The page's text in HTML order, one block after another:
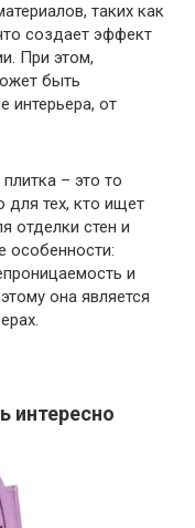
таких как
создает эффект
При этом,
быть
интерьера, от
– это то
для тех, кто ищет
отделки стен и
особенности:
и
она является
интересно